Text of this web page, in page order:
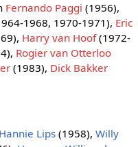
Fernando Paggi (1956),
1968, 1970-1971), Eric
Harry van Hoof(1972-
Rogier van Otterloo
(1983), Dick Bakker
Hannie Lips(1958), Willy